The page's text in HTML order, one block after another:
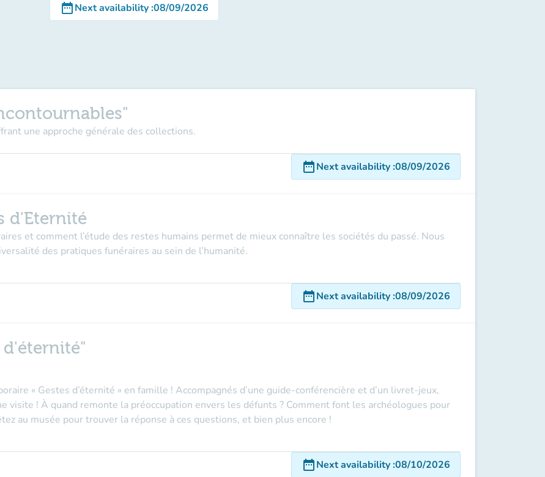
date_rangeNext availability:08/09/2026
une approche générale des collections.
date_rangeNext availability:08/09/2026
d'Eternité
et comment l’étude des restes humains permet de mieux connaître les sociétés du passé. Nous
des pratiques funéraires au sein de l’humanité.
date_rangeNext availability:08/09/2026
« Gestes d’éternité » en famille ! Accompagnés d’une guide-conférencière et d’un livret-jeux,
visite ! À quand remonte la préoccupation envers les défunts ? Comment font les archéologues pour
au musée pour trouver la réponse à ces questions, et bien plus encore !
date_rangeNext availability:08/10/2026